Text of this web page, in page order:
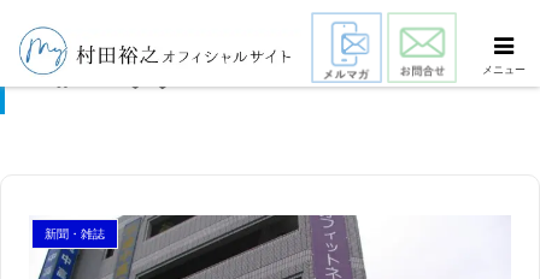
ニッチ
新聞・雑誌
メニュー